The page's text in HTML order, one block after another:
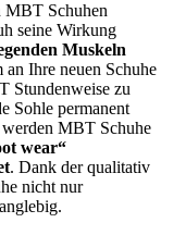
MBT Schuhen
seine Wirkung
Muskeln
an Ihre neuen Schuhe
Stundenweise zu
Sohle permanent
werden MBT Schuhe
wear“
. Dank der qualitativ
nicht nur